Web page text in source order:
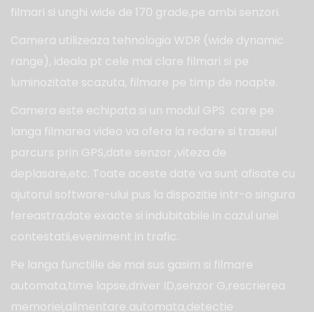
filmari si unghi wide de 170 grade,pe ambi senzori.
Camera utilizeaza tehnologia WDR (wide dynamic
range), ideala pt cele mai clare filmari si pe
luminozitate scazuta, filmare pe timp de noapte.
Camera este echipata si un modul GPS care pe
langa filmarea video va ofera la redare si traseul
parcurs prin GPS,date senzor ,viteza de
deplasare,etc. Toate aceste date va sunt afisate cu
ajutorul software-ului pus la dispozitie intr-o singura
fereastra,date exacte si indubitabile in cazul unei
contestatii,eveniment in trafic.
Pe langa functiile de mai sus gasim si filmare
automata,time lapse,driver ID,senzor G,rescrierea
memoriei,alimentare automata,detectie